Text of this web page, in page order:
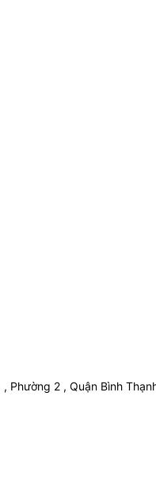
2 , Quận Bình